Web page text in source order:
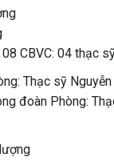
CBVC: 04 thạc
Thạc sỹ Nguyễn
đoàn Phòng: